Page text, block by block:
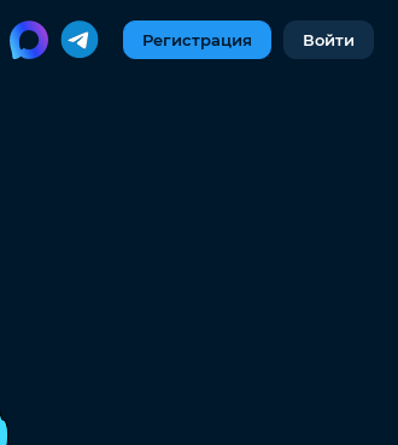
Регистрация Войти